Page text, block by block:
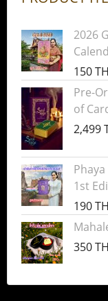
2026
150
Pre-
of
2,499
1st
190
350